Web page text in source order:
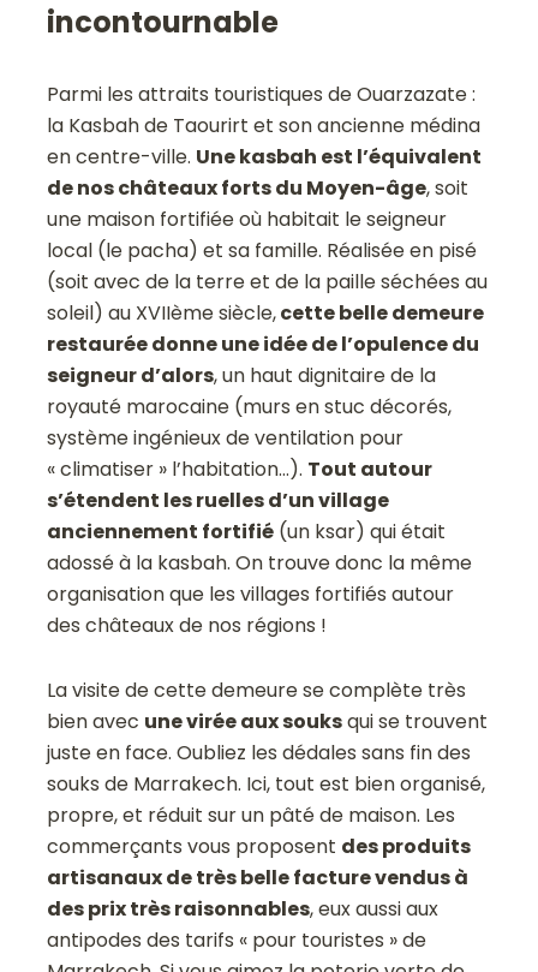
incontournable
Parmi les attraits touristiques de Ouarzazate :
la Kasbah de Taourirt et son ancienne médina
en centre-ville. Une kasbah est l’équivalent
de nos châteaux forts du Moyen-âge, soit
une maison fortifiée où habitait le seigneur
local (le pacha) et sa famille. Réalisée en pisé
(soit avec de la terre et de la paille séchées au
soleil) au XVIIème siècle,cette belle demeure
restaurée donne une idée de l’opulence du
seigneur d’alors, un haut dignitaire de la
royauté marocaine (murs en stuc décorés,
système ingénieux de ventilation pour
« climatiser » l’habitation…). Tout autour
s’étendent les ruelles d’un village
anciennement fortifié (un ksar) qui était
adossé à la kasbah. On trouve donc la même
organisation que les villages fortifiés autour
des châteaux de nos régions !
La visite de cette demeure se complète très
bien avec une virée aux souksqui se trouvent
juste en face. Oubliez les dédales sans fin des
souks de Marrakech. Ici, tout est bien organisé,
propre, et réduit sur un pâté de maison. Les
commerçants vous proposent des produits
artisanaux de très belle facture vendus à
des prix très raisonnables, eux aussi aux
antipodes des tarifs « pour touristes » de